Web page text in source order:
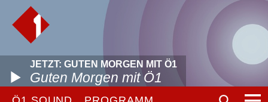
JETZT: GUTEN MORGEN MIT Ö1
Guten Morgen mit Ö1